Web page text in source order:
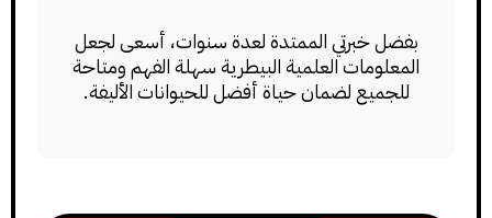
بفضل خبرتي الممتدة لعدة سنوات، أسعى لجعل
المعلومات العلمية البيطرية سهلة الفهم ومتاحة
للجميع لضمان حياة أفضل للحيوانات الأليفة.